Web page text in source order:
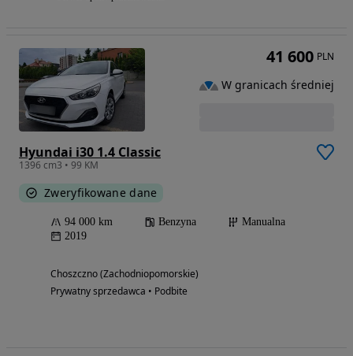
Hyundai i30 1.4 Classic
1396 cm3 • 99 KM
Zweryfikowane dane
94 000 km Benzyna
Manualna
2019
Choszczno (Zachodniopomorskie)
Prywatny sprzedawca • Podbite
41 600 PLN
W granicach średniej